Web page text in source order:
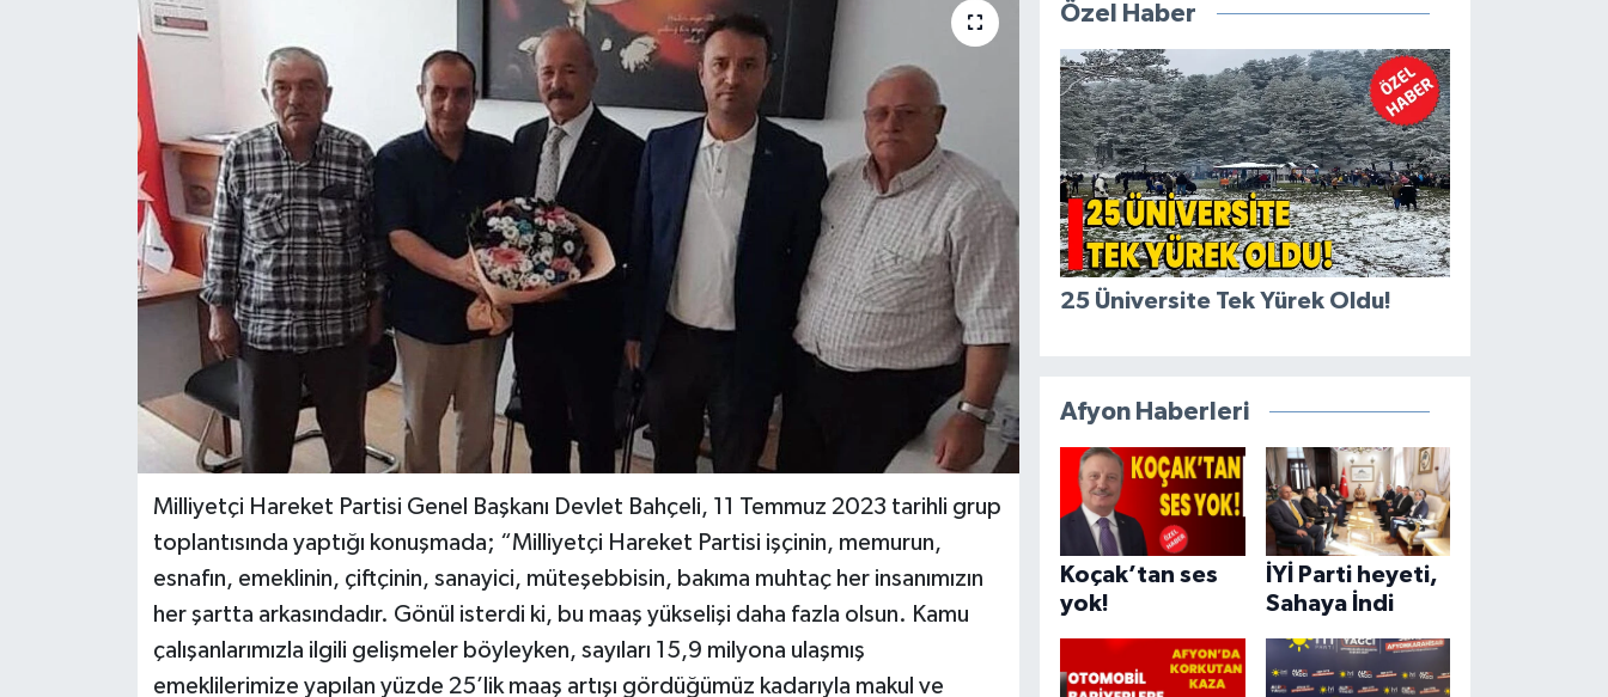
Milliyetçi Hareket Partisi Genel Başkanı Devlet Bahçeli, 11 Temmuz 2023 tarihli grup
toplantısında yaptığı konuşmada; “Milliyetçi Hareket Partisi işçinin, memurun,
esnafın, emeklinin, çiftçinin, sanayici, müteşebbisin, bakıma muhtaç her insanımızın
her şartta arkasındadır. Gönül isterdi ki, bu maaş yükselişi daha fazla olsun. Kamu
çalışanlarımızla ilgili gelişmeler böyleyken, sayıları 15,9 milyona ulaşmış
emeklilerimize yapılan yüzde 25’lik maaş artışı gördüğümüz kadarıyla makul ve
Özel Haber
25 Üniversite Tek Yürek Oldu!
Afyon Haberleri
Koçak’tan ses
yok!
İYİ Parti heyeti,
Sahaya İndi